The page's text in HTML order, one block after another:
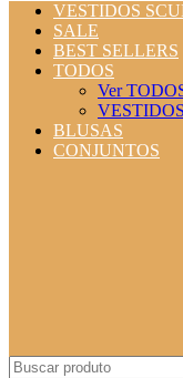
VESTIDOS
SALE
BEST SELLERS
TODOS
Ver
BLUSAS
CONJUNTOS